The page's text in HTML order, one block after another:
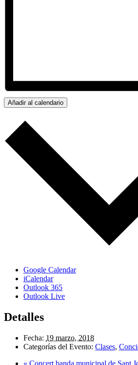
Añadir al calendario
Google Calendar
iCalendar
Outlook 365
Outlook Live
Detalles
Fecha: 19 marzo, 2018
Categorías del Evento: Clases,